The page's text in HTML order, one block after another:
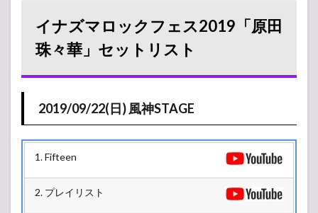
イナズマロックフェス2019「原田
珠々華」セットリスト
2019/09/22(日) 風神STAGE
1. Fifteen
2. プレイリスト